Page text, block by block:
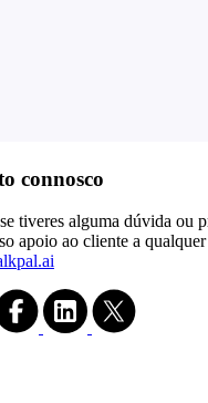
connosco
tiveres alguma dúvida ou
apoio ao cliente a